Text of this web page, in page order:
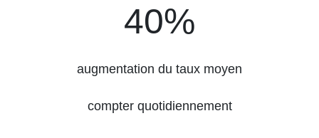
40%
augmentation du taux moyen
compter quotidiennement